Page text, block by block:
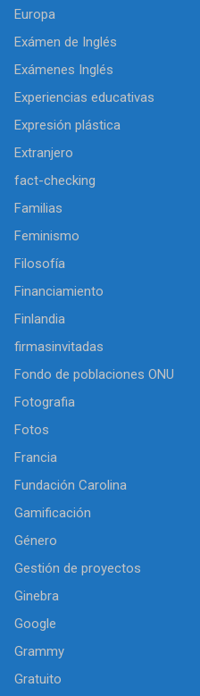
Europa
Exámen de Inglés
Exámenes Inglés
Experiencias educativas
Expresión plástica
Extranjero
fact-checking
Familias
Feminismo
Filosofía
Financiamiento
Finlandia
firmasinvitadas
Fondo de poblaciones ONU
Fotografia
Fotos
Francia
Fundación Carolina
Gamificación
Género
Gestión de proyectos
Ginebra
Google
Grammy
Gratuito